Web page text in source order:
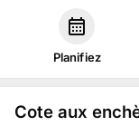
Planifiez
Cote aux